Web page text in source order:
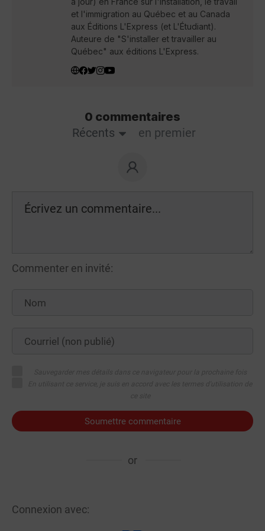
et l'immigration au Québec et au Canada
aux Éditions L'Express (et L'Étudiant).
Auteure de "S'installer et travailler au
Québec" aux éditions L'Express.
0 commentaires
Récents
en premier
Commenter en invité:
Soumettre commentaire
or
Connexion avec: